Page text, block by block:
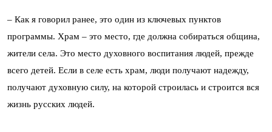
– Как я говорил ранее, это один из ключевых пунктов
программы. Храм – это место, где должна собираться община,
жители села. Это место духовного воспитания людей, прежде
всего детей. Если в селе есть храм, люди получают надежду,
получают духовную силу, на которой строилась и строится вся
жизнь русских людей.